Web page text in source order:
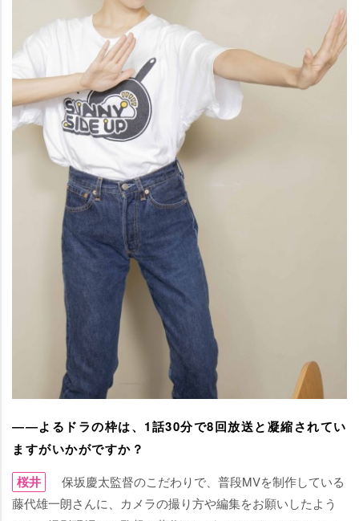
――よるドラの枠は、1話30分で8回放送と凝縮されてい
ますがいかがですか？
桜井
保坂慶太監督のこだわりで、普段MVを制作している
藤代雄一朗さんに、カメラの撮り方や編集をお願いしたよう